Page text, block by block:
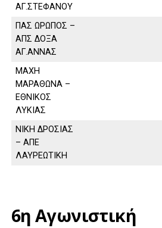
ΑΓ.ΣΤΕΦΑΝΟΥ
ΠΑΣ ΩΡΩΠΟΣ –
ΑΠΣ ΔΟΞΑ
ΑΓ.ΑΝΝΑΣ
ΜΑΧΗ
ΜΑΡΑΘΩΝΑ –
ΕΘΝΙΚΟΣ
ΛΥΚΙΑΣ
ΝΙΚΗ ΔΡΟΣΙΑΣ
– ΑΠΕ
ΛΑΥΡΕΩΤΙΚΗ
6η Αγωνιστική